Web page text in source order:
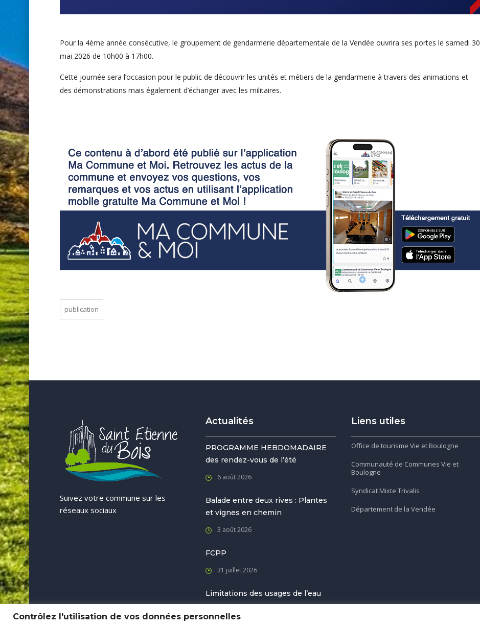
Pour la 4ème année consécutive, le groupement de gendarmerie départementale de la Vendée ouvrira ses portes le samedi 30
mai 2026 de 10h00 à 17h00.
Cette journée sera l’occasion pour le public de découvrir les unités et métiers de la gendarmerie à travers des animations et
des démonstrations mais également d’échanger avec les militaires.
publication
Suivez votre commune sur les
réseaux sociaux
Actualités
PROGRAMME HEBDOMADAIRE
des rendez-vous de l’été
6 août 2026
Balade entre deux rives : Plantes
et vignes en chemin
3 août 2026
FCPP
31 juillet 2026
Limitations des usages de l’eau
Liens utiles
Office de tourisme Vie et Boulogne
Communauté de Communes Vie et
Boulogne
Syndicat Mixte Trivalis
Département de la Vendée
Contrôlez l'utilisation de vos données personnelles